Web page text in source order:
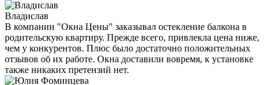
Владислав
В компании "Окна Цены" заказывал остекление балкона в
родительскую квартиру. Прежде всего, привлекла цена ниже,
чем у конкурентов. Плюс было достаточно положительных
отзывов об их работе. Окна доставили вовремя, к установке
также никаких претензий нет.